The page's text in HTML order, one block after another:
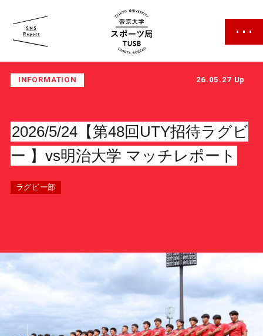
帝京大学 スポーツ局
スポーツ局について
クラブ紹介
カレンダー
お知らせ
サポート情報
INFORMATION 26.05.27 Up
2026/5/24【第48回UTY招待ラグビ
ー 】vs明治大学 マッチレポート
ラグビー部